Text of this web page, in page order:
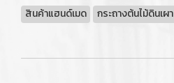
สินค้าแฮนด์เมด
กระถางต้นไม้ดินเผา